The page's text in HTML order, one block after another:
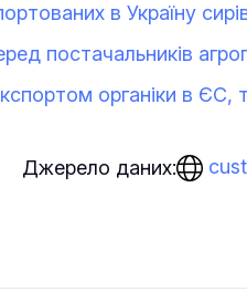
в Україну
постачальників
органіки в ЄС,
Джерело даних: